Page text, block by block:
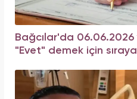
Bağcılar'da
"Evet" demek için